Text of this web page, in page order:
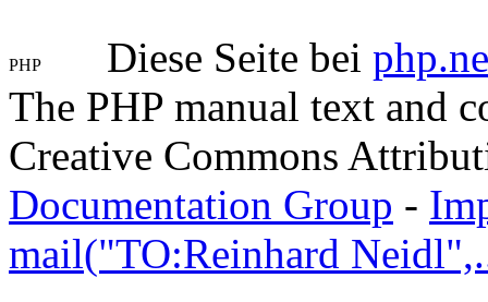
Diese Seite bei
The PHP manual text and
Creative Commons
Documentation Group -
mail("TO:Reinhard